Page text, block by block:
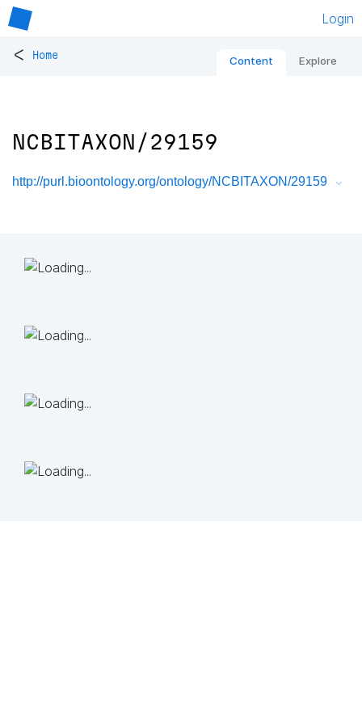
Login
< Home Content Explore
NCBITAXON/29159
http://purl.bioontology.org/ontology/NCBITAXON/29159